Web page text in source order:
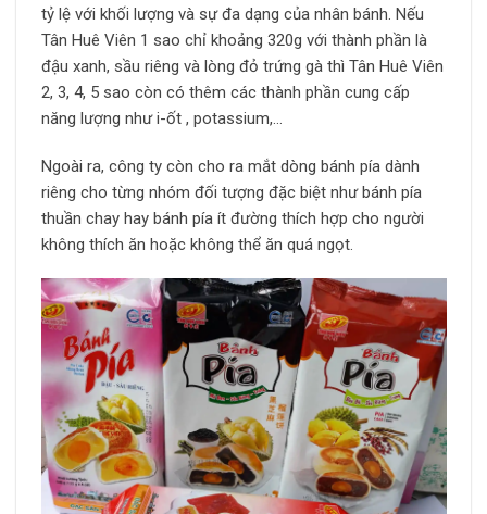
tỷ lệ với khối lượng và sự đa dạng của nhân bánh. Nếu
Tân Huê Viên 1 sao chỉ khoảng 320g với thành phần là
đậu xanh, sầu riêng và lòng đỏ trứng gà thì Tân Huê Viên
2, 3, 4, 5 sao còn có thêm các thành phần cung cấp
năng lượng như i-ốt , potassium,…
Ngoài ra, công ty còn cho ra mắt dòng bánh pía dành
riêng cho từng nhóm đối tượng đặc biệt như bánh pía
thuần chay hay bánh pía ít đường thích hợp cho người
không thích ăn hoặc không thể ăn quá ngọt.